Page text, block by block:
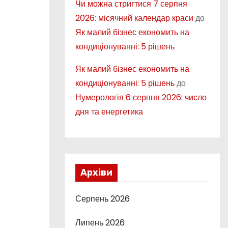
Чи можна стригтися 7 серпня
2026: місячний календар краси до
Як малий бізнес економить на
кондиціонуванні: 5 рішень
Як малий бізнес економить на
кондиціонуванні: 5 рішеньдо
Нумерологія 6 серпня 2026: число
дня та енергетика
Архіви
Серпень 2026
Липень 2026